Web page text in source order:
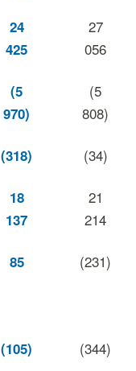
24
425
27
056
(5
970)
(5
808)
(318) (34)
18
137
21
214
85 (231)
(105) (344)